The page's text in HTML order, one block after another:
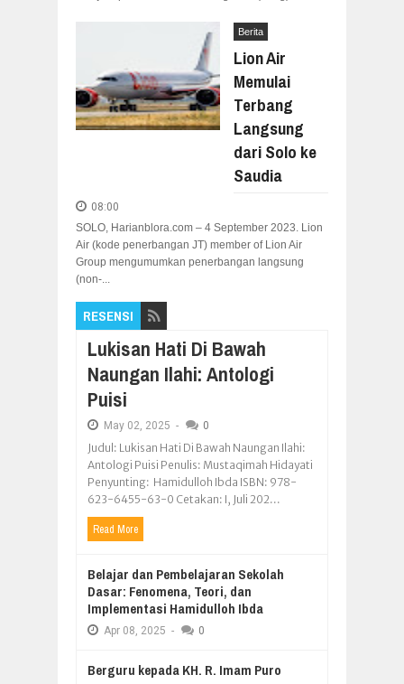
Berita
Lion Air
Memulai
Terbang
Langsung
dari Solo ke
Saudia
08:00
SOLO, Harianblora.com – 4 September 2023. Lion
Air (kode penerbangan JT) member of Lion Air
Group mengumumkan penerbangan langsung
(non-...
RESENSI
Lukisan Hati Di Bawah
Naungan Ilahi: Antologi
Puisi
May 02, 2025 - 0
Judul: Lukisan Hati Di Bawah Naungan Ilahi:
Antologi Puisi Penulis: Mustaqimah Hidayati
Penyunting: Hamidulloh Ibda ISBN: 978-
623-6455-63-0 Cetakan: I, Juli 202...
Read More
Belajar dan Pembelajaran Sekolah
Dasar: Fenomena, Teori, dan
Implementasi Hamidulloh Ibda
Apr 08, 2025 - 0
Berguru kepada KH. R. Imam Puro